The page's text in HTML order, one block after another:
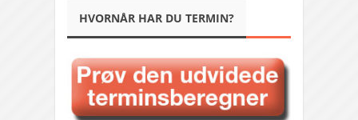
HVORNÅR HAR DU TERMIN?